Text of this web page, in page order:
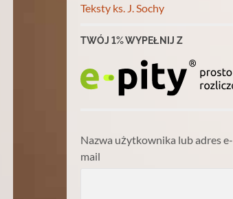
Teksty ks. J. Sochy
TWÓJ 1% WYPEŁNIJ Z
Nazwa użytkownika lub adres e-
mail